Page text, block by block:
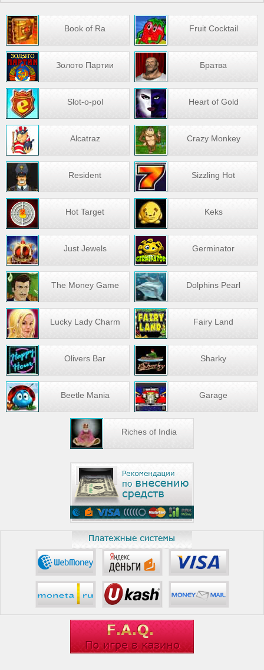
Book of Ra Fruit Cocktail
Золото Партии Братва
Slot-o-pol Heart of Gold
Alcatraz Crazy Monkey
Resident Sizzling Hot
Hot Target Keks
Just Jewels Germinator
The Money Game Dolphins Pearl
Lucky Lady Charm Fairy Land
Olivers Bar Sharky
Beetle Mania Garage
Riches of India